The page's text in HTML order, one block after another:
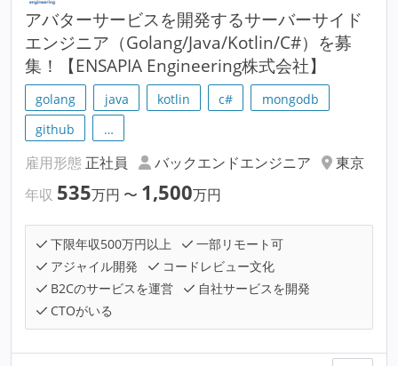
アバターサービスを開発するサーバーサイド
エンジニア（Golang/Java/Kotlin/C#）を募
集！【ENSAPIA Engineering株式会社】
golang java kotlin c#
mongodb
github
…
雇用形態 正社員 バックエンドエンジニア
東京
年収 535万円 〜 1,500万円
下限年収500万円以上
一部リモート可
アジャイル開発
コードレビュー文化
B2Cのサービスを運営
自社サービスを開発
CTOがいる